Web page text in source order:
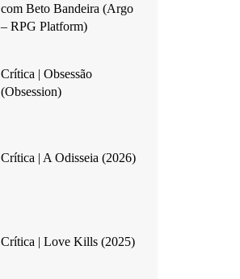
com Beto Bandeira (Argo
– RPG Platform)
Crítica | Obsessão
(Obsession)
Crítica | A Odisseia (2026)
Crítica | Love Kills (2025)